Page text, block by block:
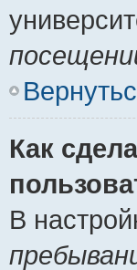
Как
В